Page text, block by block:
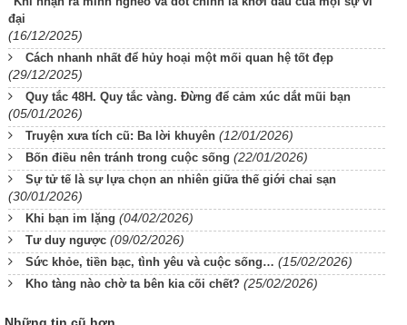
đại
(16/12/2025)
Cách nhanh nhất để hủy hoại một mối quan hệ tốt đẹp
(29/12/2025)
Quy tắc 48H. Quy tắc vàng. Đừng để cảm xúc dắt mũi bạn
(05/01/2026)
Truyện xưa tích cũ: Ba lời khuyên (12/01/2026)
Bốn điều nên tránh trong cuộc sống (22/01/2026)
Sự tử tế là sự lựa chọn an nhiên giữa thế giới chai sạn
(30/01/2026)
Khi bạn im lặng (04/02/2026)
Tư duy ngược (09/02/2026)
Sức khỏe, tiền bạc, tình yêu và cuộc sống… (15/02/2026)
Kho tàng nào chờ ta bên kia cõi chết? (25/02/2026)